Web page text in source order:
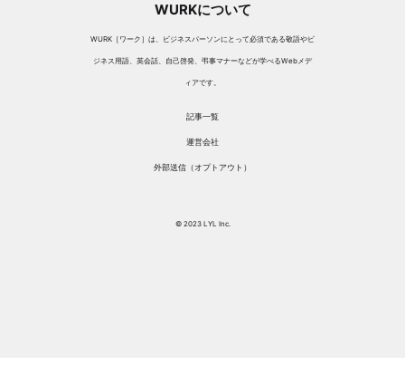
WURKについて
WURK［ワーク］は、ビジネスパーソンにとって必須である敬語やビ
ジネス用語、英会話、自己啓発、弔事マナーなどが学べるWebメデ
ィアです。
記事一覧
運営会社
外部送信（オプトアウト）
© 2023 LYL Inc.